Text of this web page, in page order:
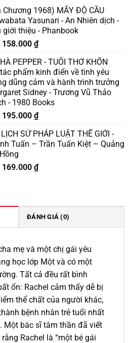
Chương 1968) MẤY ĐỘ CẦU
Yasunari - An Nhiên dịch -
giới thiệu - Phanbook
Giá
là:
175.000 ₫.
158.000 ₫Giá
tại
là:
158.000 ₫.
PEPPER - TUỔI THƠ KHỐN
phẩm kinh điển về tình yêu
dũng cảm và hành trình trưởng
Sidney - Trương Vũ Thảo
- 1980 Books
Giá
là:
229.000 ₫.
195.000 ₫Giá
tại
là:
SỬ PHÁP LUẬT THẾ GIỚI -
Tuấn – Trần Tuấn Kiệt – Quảng
Giá
169.000 ₫Giá
169.000 ₫.
ĐÁNH GIÁ (0)
mẹ và một chị gái yêu
học lớp Một và có một
Tất cả đều rất bình
ổn: Rachel cảm thấy dễ bị
thể chất của người khác,
bệnh nhân trẻ tuổi nhất
Một bác sĩ tâm thần đã viết
Rachel là “một bé gái